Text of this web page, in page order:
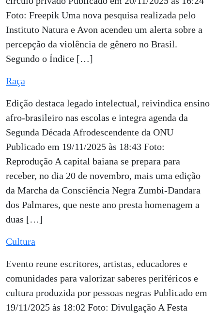
Foto: Freepik Uma nova pesquisa realizada pelo
Instituto Natura e Avon acendeu um alerta sobre a
percepção da violência de gênero no Brasil.
Segundo o Índice […]
Raça
Edição destaca legado intelectual, reivindica ensino
afro-brasileiro nas escolas e integra agenda da
Segunda Década Afrodescendente da ONU
Publicado em 19/11/2025 às 18:43 Foto:
Reprodução A capital baiana se prepara para
receber, no dia 20 de novembro, mais uma edição
da Marcha da Consciência Negra Zumbi-Dandara
dos Palmares, que neste ano presta homenagem a
duas […]
Cultura
Evento reune escritores, artistas, educadores e
comunidades para valorizar saberes periféricos e
cultura produzida por pessoas negras Publicado em
19/11/2025 às 18:02 Foto: Divulgação A Festa